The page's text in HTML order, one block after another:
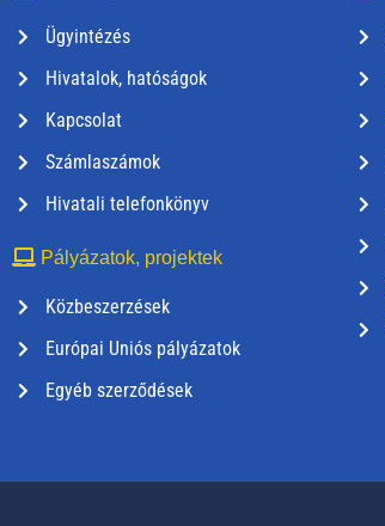
Ügyintézés
Hivatalok, hatóságok
Kapcsolat
Számlaszámok
Hivatali telefonkönyv
Pályázatok, projektek
Közbeszerzések
Európai Uniós pályázatok
Egyéb szerződések